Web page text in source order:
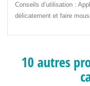
Conseils d’utilisation :
délicatement et faire
10 autres